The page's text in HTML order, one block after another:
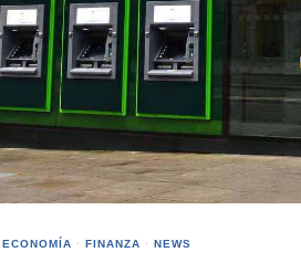
ECONOMÍA · FINANZA · NEWS